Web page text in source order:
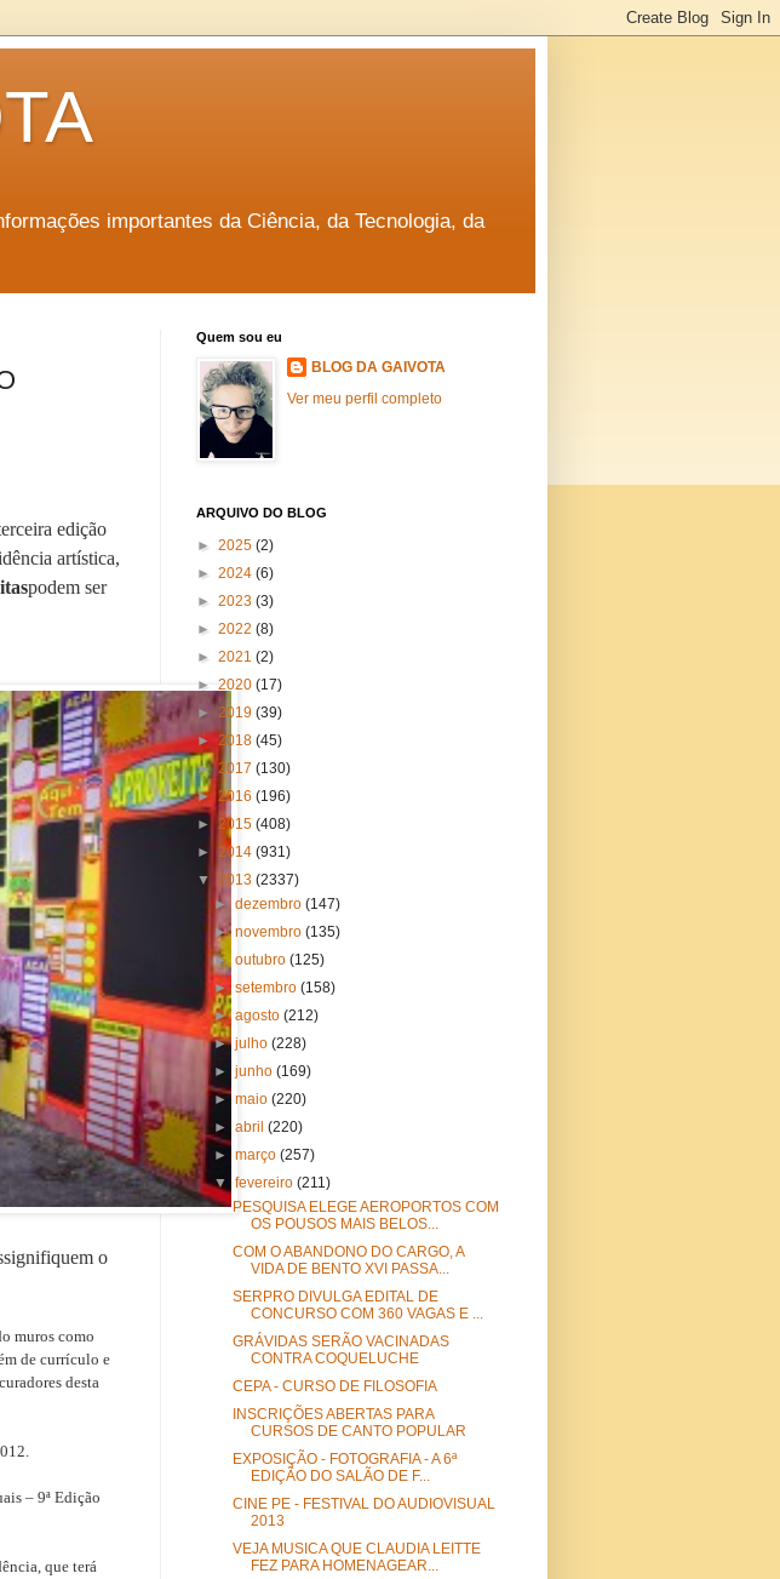
importantes da Ciência, da Tecnologia, da
edição
artística,
podem ser
o
muros como
de currículo e
desta
– 9ª Edição
que terá
Quem sou eu
BLOG DA GAIVOTA
Ver meu perfil completo
ARQUIVO DO BLOG
► 2025 (2)
► 2024 (6)
► 2023 (3)
► 2022 (8)
► 2021 (2)
► 2020 (17)
► 2019 (39)
► 2018 (45)
►2017 (130)
► 2016 (196)
► 2015 (408)
► 2014 (931)
▼ 2013 (2337)
►dezembro(147)
►novembro(135)
►outubro(125)
►setembro(158)
►agosto(212)
►julho(228)
►junho(169)
►maio(220)
►abril(220)
►março(257)
▼fevereiro(211)
PESQUISA ELEGE AEROPORTOS COM
OS POUSOS MAIS BELOS...
COM O ABANDONO DO CARGO, A
VIDA DE BENTO XVI PASSA...
SERPRO DIVULGA EDITAL DE
CONCURSO COM 360 VAGAS E ...
GRÁVIDAS SERÃO VACINADAS
CONTRA COQUELUCHE
CEPA - CURSO DE FILOSOFIA
INSCRIÇÕES ABERTAS PARA
CURSOS DE CANTO POPULAR
EXPOSIÇÃO - FOTOGRAFIA - A 6ª
EDIÇÃO DO SALÃO DE F...
CINE PE - FESTIVAL DO AUDIOVISUAL
2013
VEJA MUSICA QUE CLAUDIA LEITTE
FEZ PARA HOMENAGEAR...